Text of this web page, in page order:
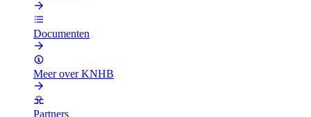
Documenten
Meer over KNHB
Partners